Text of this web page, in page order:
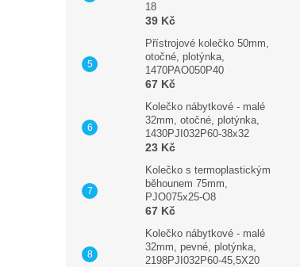
18
39 Kč
Přístrojové kolečko 50mm,
otočné, plotýnka,
1470PAO050P40
67 Kč
Kolečko nábytkové - malé
32mm, otočné, plotýnka,
1430PJI032P60-38x32
23 Kč
Kolečko s termoplastickým
běhounem 75mm,
PJO075x25-O8
67 Kč
Kolečko nábytkové - malé
32mm, pevné, plotýnka,
2198PJI032P60-45,5X20